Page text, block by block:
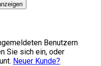
Benutzern
Sie sich ein, oder
Neuer Kunde?